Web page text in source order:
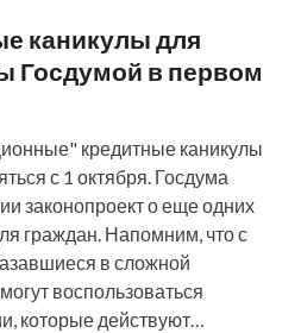
каникулы для
Госдумой в первом
кредитные каникулы
с 1 октября. Госдума
законопроект о еще одних
граждан. Напомним, что с
в сложной
воспользоваться
которые действуют…